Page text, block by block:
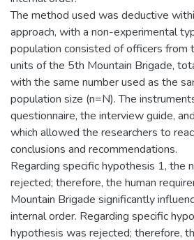
The method used was deductive
approach, with a non-experimental
population consisted of officers from
units of the 5th Mountain Brigade,
with the same number used as the
population size (n=N). The
questionnaire, the interview guide,
which allowed the researchers to
conclusions and recommendations.
Regarding specific hypothesis 1, the
rejected; therefore, the human
Mountain Brigade significantly
internal order. Regarding specific
hypothesis was rejected; therefore,